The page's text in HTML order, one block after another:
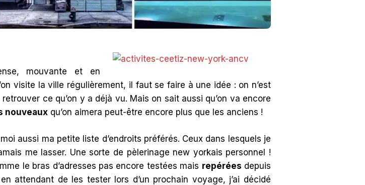
mouvante et en
visite la ville régulièrement, il faut se faire à une idée : on n’est
ce qu’on y a déjà vu. Mais on sait aussi qu’on va encore
nouveaux qu’on aimera peut-être encore plus que les anciens !
aussi ma petite liste d’endroits préférés. Ceux dans lesquels je
me lasser. Une sorte de pèlerinage new yorkais personnel !
le bras d’adresses pas encore testées mais repérées depuis
attendant de les tester lors d’un prochain voyage, j’ai décidé